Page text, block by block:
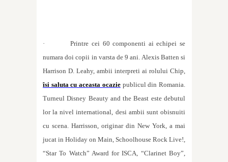
·
Printre cei 60 componenti ai echipei se
numara doi copii in varsta de 9 ani. Alexis Batten si
Harrison D. Leahy, ambii interpreti ai rolului Chip,
îsi saluta cu aceasta ocaziepublicul din Romania.
Turneul Disney Beauty and the Beast este debutul
lor la nivel international, desi ambii sunt obisnuiti
cu scena. Harrisson, originar din New York, a mai
jucat in Holiday on Main, Schoolhouse Rock Live!,
“Star To Watch” Award for ISCA, “Clarinet Boy”,